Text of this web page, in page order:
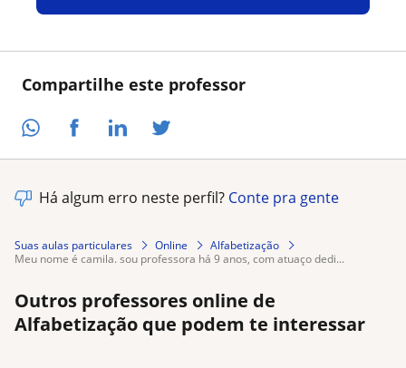
Compartilhe este professor
Há algum erro neste perfil? Conte pra gente
Suas aulas particulares Online
Alfabetização
meu nome é camila. sou professora há 9 anos, com atuaço dedi...
Outros professores online de
Alfabetização que podem te interessar